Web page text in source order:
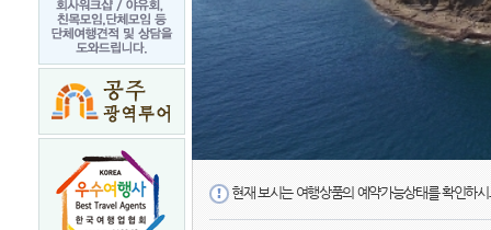
현재 보시는 여행상품의 예약가능상태를 확인하